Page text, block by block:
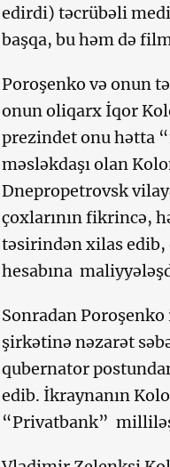
edirdi) təcrübəli
başqa, bu həm də
Poroşenko və onun
onun oliqarx İqor
prezindet onu hətta
məsləkdaşı olan
Dnepropetrovsk
çoxlarının fikrincə,
təsirindən xilas edib,
hesabına
Sonradan
şirkətinə nəzarət
qubernator
edib. İkraynanın
“Privatbank”